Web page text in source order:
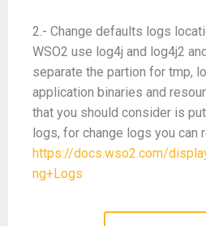
2.- Change defaults logs
WSO2 use log4j and log4j2
separate the partion for tmp,
application binaries and
that you should consider is
logs, for change logs you can
https://docs.wso2.com/
ng+Logs